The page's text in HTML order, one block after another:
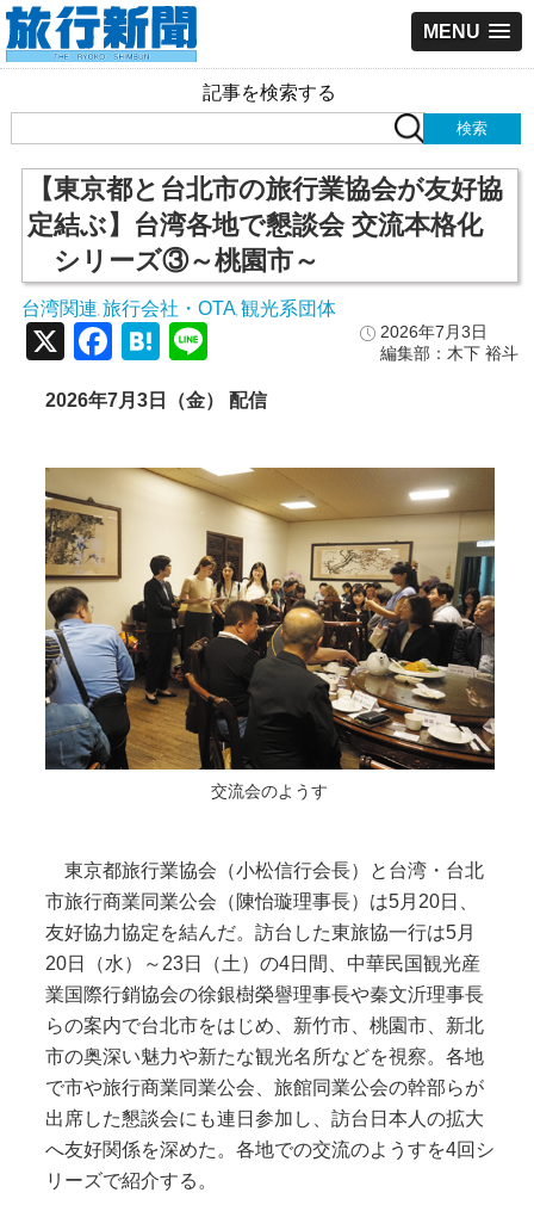
MENU
記事を検索する
【東京都と台北市の旅行業協会が友好協
定結ぶ】台湾各地で懇談会 交流本格化
シリーズ③～桃園市～
台湾関連 旅行会社・OTA, 観光系団体
2026年7月3日
編集部：木下 裕斗
X Facebook
Hatena
2026年7月3日（金） 配信
交流会のようす
東京都旅行業協会（小松信行会長）と台湾・台北
市旅行商業同業公会（陳怡璇理事長）は5月20日、
友好協力協定を結んだ。訪台した東旅協一行は5月
20日（水）～23日（土）の4日間、中華民国観光産
業国際行銷協会の徐銀樹榮譽理事長や秦文沂理事長
らの案内で台北市をはじめ、新竹市、桃園市、新北
市の奥深い魅力や新たな観光名所などを視察。各地
で市や旅行商業同業公会、旅館同業公会の幹部らが
出席した懇談会にも連日参加し、訪台日本人の拡大
へ友好関係を深めた。各地での交流のようすを4回シ
リーズで紹介する。